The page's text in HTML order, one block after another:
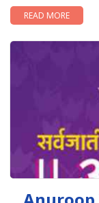
READ MORE